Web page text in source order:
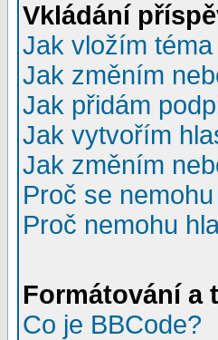
Vkládání
Jak vložím
Jak změním
Jak přidám
Jak vytvořím
Jak změním
Proč se
Proč nemohu
Formátování a
Co je BBCode?